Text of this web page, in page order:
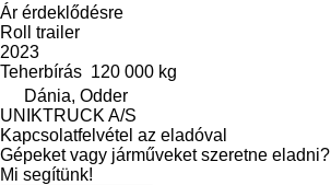
Ár érdeklődésre
Roll trailer
2023
Teherbírás 120 000 kg
Dánia, Odder
UNIKTRUCK A/S
Kapcsolatfelvétel az eladóval
Gépeket vagy járműveket szeretne eladni?
Mi segítünk!